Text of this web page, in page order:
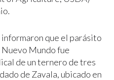
que el parásito
Mundo fue
de un ternero de tres
de Zavala, ubicado en